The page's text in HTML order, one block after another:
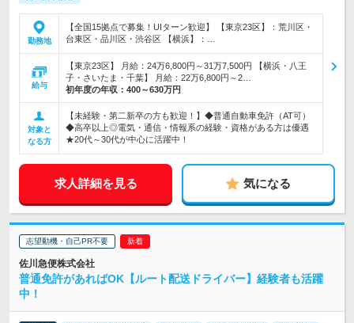
勤務地
【全国15拠点で募集！UIターン歓迎】 【東京23区】：荒川区・
台東区・品川区・渋谷区 【横浜】：…
給与
【東京23区】 月給：24万6,800円～31万7,500円 【横浜・八王
子・さいたま・千葉】 月給：22万6,800円～2…
初年度の年収： 400～630万円
対象と
なる方
【未経験・第二新卒の方も歓迎！】◆普通自動車免許（AT可）
◆高卒以上◎電気・通信・情報系の経験・資格がある方は優遇
★20代～30代が中心に活躍中！
求人詳細を見る 気になる
志望動機・自己PR不要
佐川急便株式会社
普通免許があればOK【ルート配送ドライバー】経験者も活躍
中！